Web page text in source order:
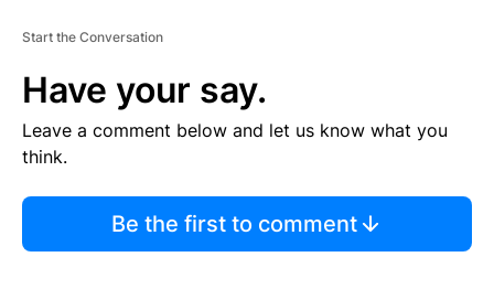
Start the Conversation
Have your say.
Leave a comment below and let us know what you
think.
Be the first to comment